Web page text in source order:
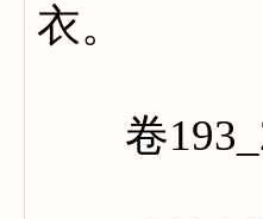
衣。
卷